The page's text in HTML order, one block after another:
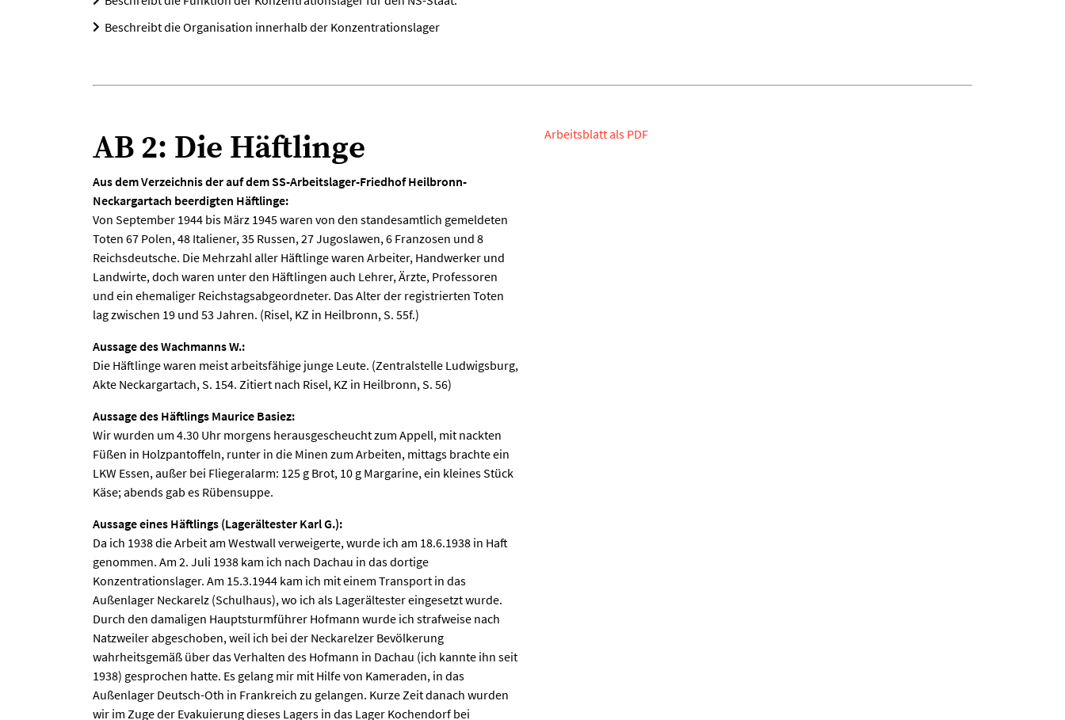
Beschreibt die Organisation innerhalb der Konzentrationslager
AB 2: Die Häftlinge
Aus dem Verzeichnis der auf dem SS-Arbeitslager-Friedhof Heilbronn-
Neckargartach beerdigten Häftlinge:
Von September 1944 bis März 1945 waren von den standesamtlich gemeldeten
Toten 67 Polen, 48 Italiener, 35 Russen, 27 Jugoslawen, 6 Franzosen und 8
Reichsdeutsche. Die Mehrzahl aller Häftlinge waren Arbeiter, Handwerker und
Landwirte, doch waren unter den Häftlingen auch Lehrer, Ärzte, Professoren
und ein ehemaliger Reichstagsabgeordneter. Das Alter der registrierten Toten
lag zwischen 19 und 53 Jahren. (Risel, KZ in Heilbronn, S. 55f.)
Aussage des Wachmanns W.:
Die Häftlinge waren meist arbeitsfähige junge Leute. (Zentralstelle Ludwigsburg,
Akte Neckargartach, S. 154. Zitiert nach Risel, KZ in Heilbronn, S. 56)
Aussage des Häftlings Maurice Basiez:
Wir wurden um 4.30 Uhr morgens herausgescheucht zum Appell, mit nackten
Füßen in Holzpantoffeln, runter in die Minen zum Arbeiten, mittags brachte ein
LKW Essen, außer bei Fliegeralarm: 125 g Brot, 10 g Margarine, ein kleines Stück
Käse; abends gab es Rübensuppe.
Aussage eines Häftlings (Lagerältester Karl G.):
Da ich 1938 die Arbeit am Westwall verweigerte, wurde ich am 18.6.1938 in Haft
genommen. Am 2. Juli 1938 kam ich nach Dachau in das dortige
Konzentrationslager. Am 15.3.1944 kam ich mit einem Transport in das
Außenlager Neckarelz (Schulhaus), wo ich als Lagerältester eingesetzt wurde.
Durch den damaligen Hauptsturmführer Hofmann wurde ich strafweise nach
Natzweiler abgeschoben, weil ich bei der Neckarelzer Bevölkerung
wahrheitsgemäß über das Verhalten des Hofmann in Dachau (ich kannte ihn seit
1938) gesprochen hatte. Es gelang mir mit Hilfe von Kameraden, in das
Außenlager Deutsch-Oth in Frankreich zu gelangen. Kurze Zeit danach wurden
wir im Zuge der Evakuierung dieses Lagers in das Lager Kochendorf bei
Arbeitsblatt als PDF